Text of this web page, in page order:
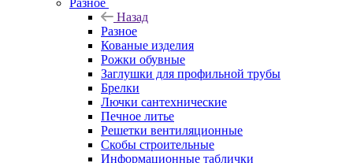
Разное
Назад
Разное
Кованые изделия
Рожки обувные
Заглушки для профильной трубы
Брелки
Лючки сантехнические
Печное литье
Решетки вентиляционные
Скобы строительные
Информационные таблички